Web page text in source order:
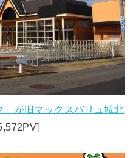
が旧マックスバリュ城北